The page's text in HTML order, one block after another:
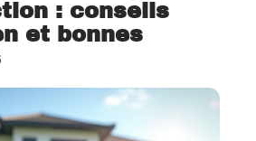
: conseils
et bonnes